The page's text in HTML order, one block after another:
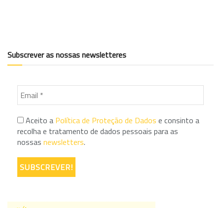
Subscrever as nossas newsletteres
Aceito a Política de Proteção de Dados e consinto a
recolha e tratamento de dados pessoais para as
nossas newsletters.